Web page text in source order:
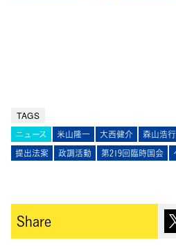
TAGS
ニュース 米山隆一 大西健介 森山浩行
提出法案
政調活動 第219回臨時国会
Share